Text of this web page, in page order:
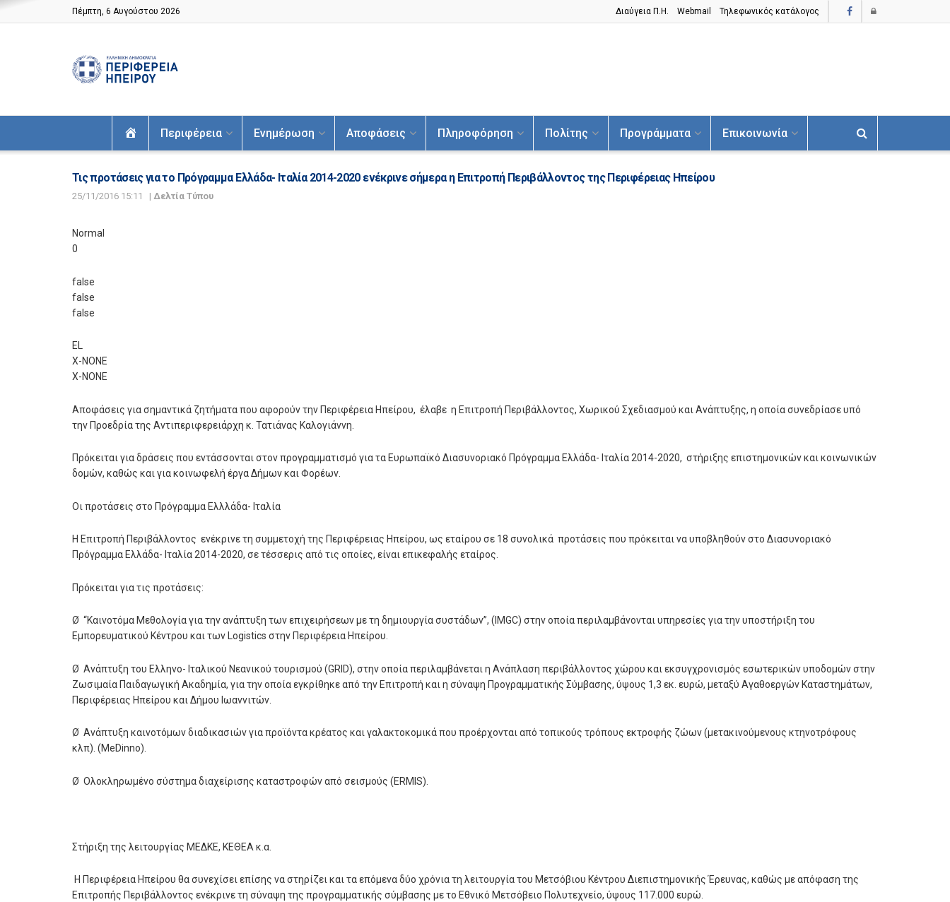
Πέμπτη, 6 Αυγούστου 2026 Διαύγεια Π.H. Webmail Τηλεφωνικός κατάλογος
ΑρχικήΠεριφέρεια Ενημέρωση Αποφάσεις Πληροφόρηση Πολίτης Προγράμματα Επικοινωνία
Τις προτάσεις για το Πρόγραμμα Ελλάδα- Ιταλία 2014-2020 ενέκρινε σήμερα η Επιτροπή Περιβάλλοντος της Περιφέρειας Ηπείρου
25/11/2016 15:11 | Δελτία Τύπου
Normal
0
false
false
false
EL
X-NONE
X-NONE
Αποφάσεις για σημαντικά ζητήματα που αφορούν την Περιφέρεια Ηπείρου, έλαβε η Επιτροπή Περιβάλλοντος, Χωρικού Σχεδιασμού και Ανάπτυξης, η οποία συνεδρίασε υπό
την Προεδρία της Αντιπεριφερειάρχη κ. Τατιάνας Καλογιάννη.
Πρόκειται για δράσεις που εντάσσονται στον προγραμματισμό για τα Ευρωπαϊκό Διασυνοριακό Πρόγραμμα Ελλάδα- Ιταλία 2014-2020, στήριξης επιστημονικών και κοινωνικών
δομών, καθώς και για κοινωφελή έργα Δήμων και Φορέων.
Οι προτάσεις στο Πρόγραμμα Ελλλάδα- Ιταλία
Η Επιτροπή Περιβάλλοντος ενέκρινε τη συμμετοχή της Περιφέρειας Ηπείρου, ως εταίρου σε 18 συνολικά προτάσεις που πρόκειται να υποβληθούν στο Διασυνοριακό
Πρόγραμμα Ελλάδα- Ιταλία 2014-2020, σε τέσσερις από τις οποίες, είναι επικεφαλής εταίρος.
Πρόκειται για τις προτάσεις:
Ø “Καινοτόμα Μεθολογία για την ανάπτυξη των επιχειρήσεων με τη δημιουργία συστάδων”, ( IMGC) στην οποία περιλαμβάνονται υπηρεσίες για την υποστήριξη του
Εμπορευματικού Κέντρου και των Logistics στην Περιφέρεια Ηπείρου.
Ø Ανάπτυξη του Ελληνο- Ιταλικού Νεανικού τουρισμού (GRID), στην οποία περιλαμβάνεται η Ανάπλαση περιβάλλοντος χώρου και εκσυγχρονισμός εσωτερικών υποδομών στην
Ζωσιμαία Παιδαγωγική Ακαδημία, για την οποία εγκρίθηκε από την Επιτροπή και η σύναψη Προγραμματικής Σύμβασης, ύψους 1,3 εκ. ευρώ, μεταξύ Αγαθοεργών Καταστημάτων,
Περιφέρειας Ηπείρου και Δήμου Ιωαννιτών.
Ø Ανάπτυξη καινοτόμων διαδικασιών για προϊόντα κρέατος και γαλακτοκομικά που προέρχονται από τοπικούς τρόπους εκτροφής ζώων (μετακινούμενους κτηνοτρόφους
κλπ). (MeDinno).
Ø Ολοκληρωμένο σύστημα διαχείρισης καταστροφών από σεισμούς (ERMIS).
Στήριξη της λειτουργίας ΜΕΔΚΕ, ΚΕΘΕΑ κ.α.
Η Περιφέρεια Ηπείρου θα συνεχίσει επίσης να στηρίζει και τα επόμενα δύο χρόνια τη λειτουργία του Μετσόβιου Κέντρου Διεπιστημονικής Έρευνας, καθώς με απόφαση της
Επιτροπής Περιβάλλοντος ενέκρινε τη σύναψη της προγραμματικής σύμβασης με το Εθνικό Μετσόβειο Πολυτεχνείο, ύψους 117.000 ευρώ.